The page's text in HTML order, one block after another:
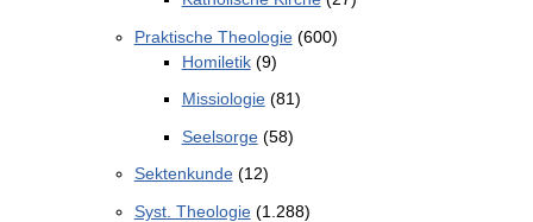
Praktische Theologie(600)
Homiletik(9)
Missiologie(81)
Seelsorge(58)
Sektenkunde(12)
Syst. Theologie(1.288)